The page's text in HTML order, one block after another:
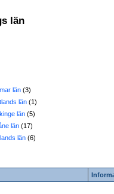
län
län (3)
län (1)
län (5)
län (17)
län (6)